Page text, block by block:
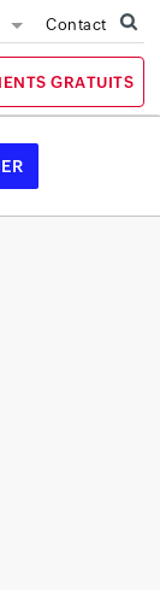
Contact
GRATUITS